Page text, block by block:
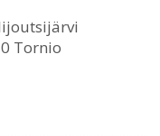
Tornio